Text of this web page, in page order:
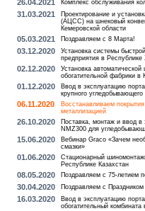
26.04.2021 Комплекс обслуживания
31.03.2021
Проектирование и
(АЦСС) на шнековый
Кемеровской области
05.03.2021 Поздравляем с 8 Марта!
03.12.2020
Установка системы
предприятия в Республике
02.12.2020
Установка
обогатительной фабрики в
01.12.2020
Ввод в эксплуатацию
крупного
06.11.2020
Восстанавливаем
металлизацией
26.10.2020
Поставка, монтаж и ввод в
NMZ300 для
15.06.2020
Вебинар Graco «Зачем
смазки»
01.06.2020
Стационарный
Республике Казахстан
08.05.2020 Поздравляем с 75-летием
30.04.2020 Поздравляем с
16.03.2020
Ввод в эксплуатацию
обогатительный